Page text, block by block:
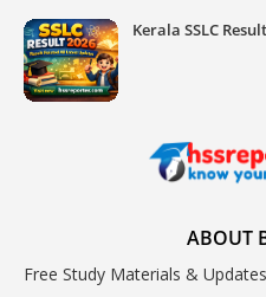
Kerala SSLC
ABOUT
Free Study Materials &